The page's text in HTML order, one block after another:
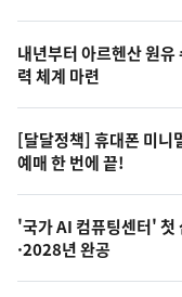
의
영
상
오
늘
의
사
진
내년부터 아르헨산 원
력 체계 마련
[달달정책] 휴대폰 미
예매 한 번에 끝!
'국가 AI 컴퓨팅센터'
·2028년 완공